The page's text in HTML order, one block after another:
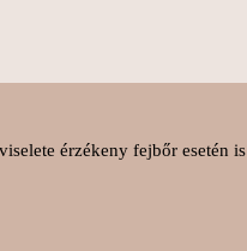
érzékeny fejbőr esetén is